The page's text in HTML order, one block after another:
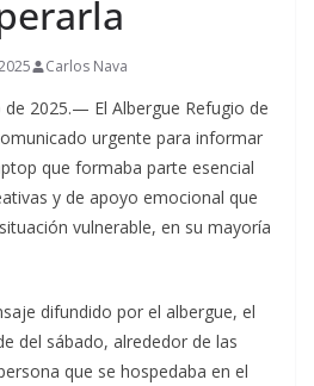
Carlos Nava
de 2025.— El Albergue Refugio de
urgente para informar
que formaba parte esencial
y de apoyo emocional que
vulnerable, en su mayoría
difundido por el albergue, el
del sábado, alrededor de las
que se hospedaba en el